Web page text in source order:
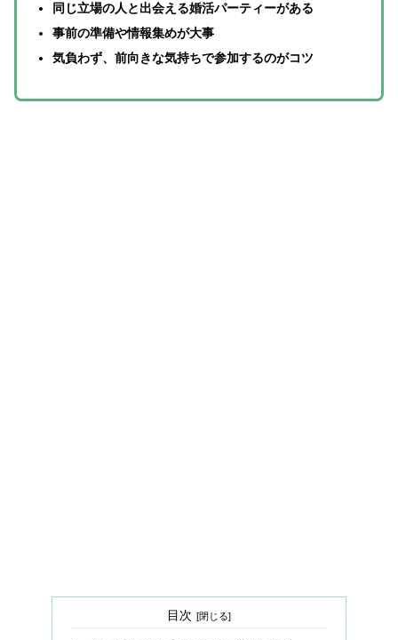
同じ立場の人と出会える婚活パーティーがある
事前の準備や情報集めが大事
気負わず、前向きな気持ちで参加するのがコツ
目次